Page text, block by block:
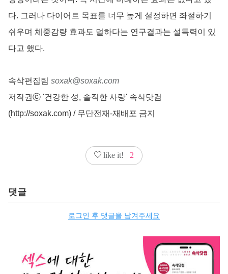
다. 그러나 다이어트 목표를 너무 높게 설정하면 좌절하기
쉬우며 체중감량 효과도 덜하다는 연구결과는 설득력이 있
다고 했다.
속삭편집팀 soxak@soxak.com
저작권ⓒ '건강한 성, 솔직한 사랑' 속삭닷컴
(http://soxak.com) / 무단전재-재배포 금지
like it! 2
댓글
로그인 후 댓글을 남겨주세요